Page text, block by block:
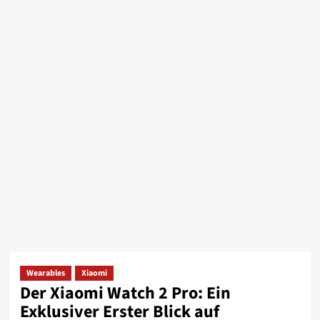
Wearables Xiaomi
Der Xiaomi Watch 2 Pro: Ein
Exklusiver Erster Blick auf